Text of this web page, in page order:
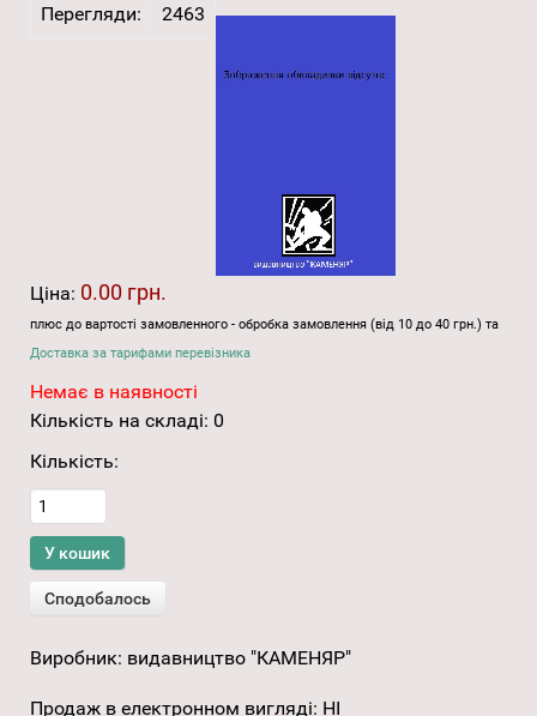
Перегляди: 2463
Ціна: 0.00 грн.
плюс до вартості замовленного - обробка замовлення (від 10 до 40 грн.) та
Доставка за тарифами перевізника
Немає в наявності
Кількість на складі: 0
Кількість:
Виробник: видавництво "КАМЕНЯР"
Продаж в електронном вигляді: НІ